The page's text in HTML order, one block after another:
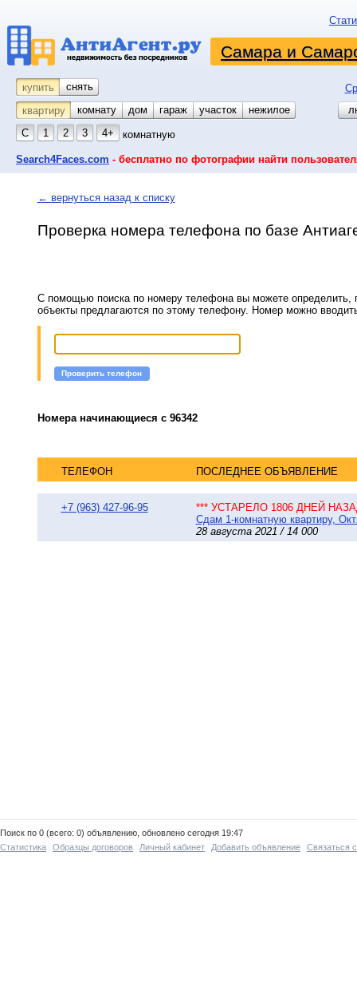
Самара и
купить снять
квартиру
комнату койко-место
дом гараж участок
нежилое
С
1 2 3 4+ комнатную
Search4Faces.com - бесплатно по фотографии найти
← вернуться назад к списку
Проверка номера телефона по базе
С помощью поиска по номеру телефона вы можете определить,
объекты предлагаются по этому телефону. Номер можно
Проверить телефон
Номера начинающиеся с 96342
ТЕЛЕФОН ПОСЛЕДНЕЕ ОБЪЯВЛЕНИЕ
+7 (963) 427-96-95
*** УСТАРЕЛО 1806 ДНЕЙ
Сдам 1-комнатную квартиру,
28 августа 2021 / 14 000
Поиск по 0 (всего: 0) объявлению, обновлено сегодня 19:47
Статистика
Образцы договоров Личный кабинет Добавить объявление Связаться